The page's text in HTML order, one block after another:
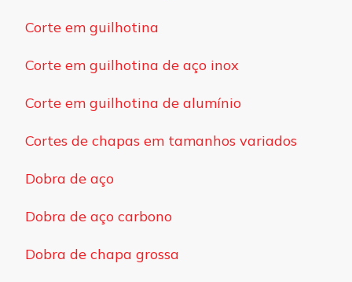
Corte em guilhotina
Corte em guilhotina de aço inox
Corte em guilhotina de alumínio
Cortes de chapas em tamanhos variados
Dobra de aço
Dobra de aço carbono
Dobra de chapa grossa